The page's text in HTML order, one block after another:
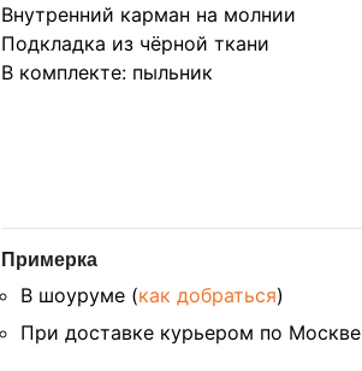
Внутренний карман на молнии
Подкладка из чёрной ткани
В комплекте: пыльник
Примерка
В шоуруме (как добраться)
При доставке курьером по Москве